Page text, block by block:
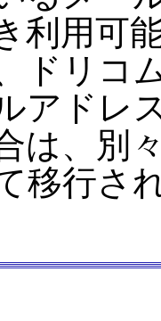
利用可
ドリコ
アドレ
は、別
移行さ